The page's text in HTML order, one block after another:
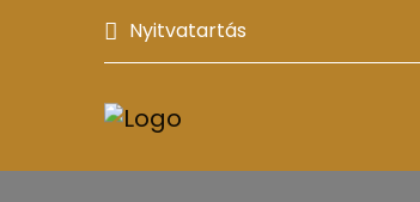
Nyitvatartás